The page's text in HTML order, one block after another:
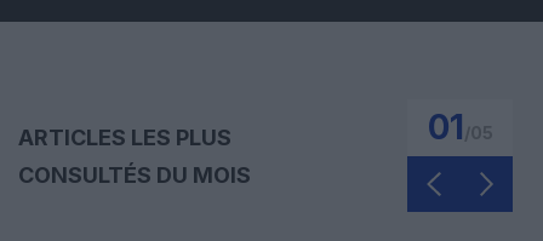
ARTICLES LES PLUS
CONSULTÉS DU MOIS
01